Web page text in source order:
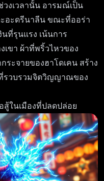
งเวลานั้น อารมณ์เป็น
อะดรีนาลีน ขณะที่ออร่า
นที่รุนแรง เน้นการ
ขา ผ้าที่พริ้วไหวของ
ระจายของฮาโดเคน สร้าง
รวบรวมจิตวิญญาณของ
สู้ในเมืองที่ปลดปล่อย